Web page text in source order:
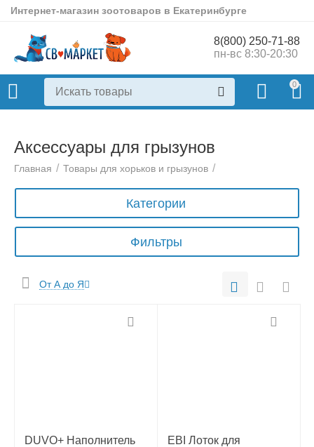
Интернет-магазин зоотоваров в Екатеринбурге
8(800) 250-71-88
пн-вс 8:30-20:30
0
Аксессуары для грызунов
Главная / Товары для хорьков и грызунов /
Категории
Фильтры
От А до Я
DUVO+ Наполнитель
EBI Лоток для